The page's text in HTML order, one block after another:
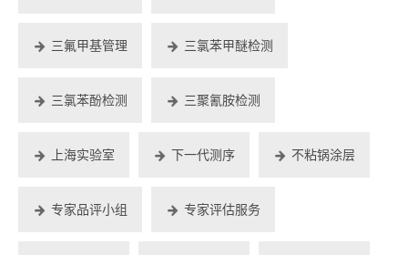
三氟甲基管理 三氯苯甲醚检测
三氯苯酚检测 三聚氰胺检测
上海实验室 下一代测序 不粘锅涂层
专家品评小组 专家评估服务